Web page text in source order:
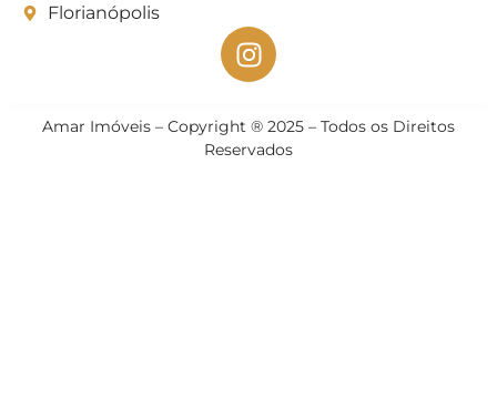
Florianópolis
Amar Imóveis – Copyright ® 2025 – Todos os Direitos
Reservados